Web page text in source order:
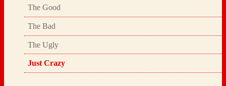
The Good
The Bad
The Ugly
Just Crazy